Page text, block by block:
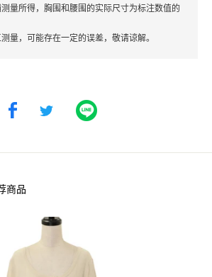
量所得，胸围和腰围的实际尺寸为标注数值的
量，可能存在一定的误差，敬请谅解。
商品